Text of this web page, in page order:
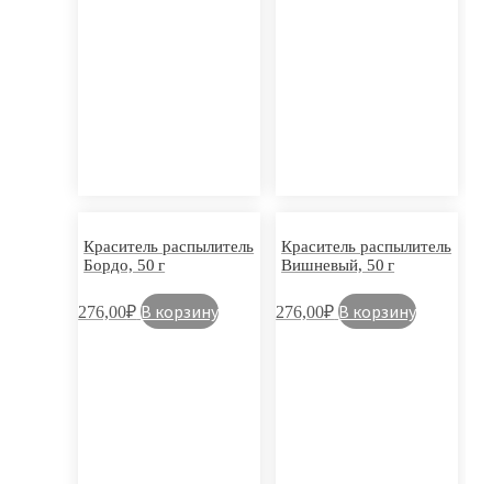
Краситель распылитель
Бордо, 50 г
276,00₽ В корзину
Краситель распылитель
Вишневый, 50 г
276,00₽ В корзину